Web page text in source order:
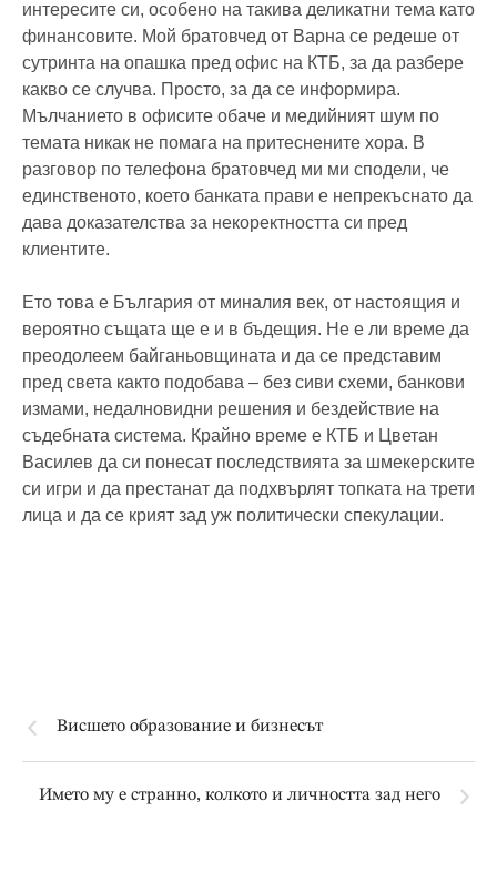
интересите си, особено на такива деликатни тема като
финансовите. Мой братовчед от Варна се редеше от
сутринта на опашка пред офис на КТБ, за да разбере
какво се случва. Просто, за да се информира.
Мълчанието в офисите обаче и медийният шум по
темата никак не помага на притеснените хора. В
разговор по телефона братовчед ми ми сподели, че
единственото, което банката прави е непрекъснато да
дава доказателства за некоректността си пред
клиентите.
Ето това е България от миналия век, от настоящия и
вероятно същата ще е и в бъдещия. Не е ли време да
преодолеем байганьовщината и да се представим
пред света както подобава – без сиви схеми, банкови
измами, недалновидни решения и бездействие на
съдебната система. Крайно време е КТБ и Цветан
Василев да си понесат последствията за шмекерските
си игри и да престанат да подхвърлят топката на трети
лица и да се крият зад уж политически спекулации.
Висшето образование и бизнесът
Името му е странно, колкото и личността зад него